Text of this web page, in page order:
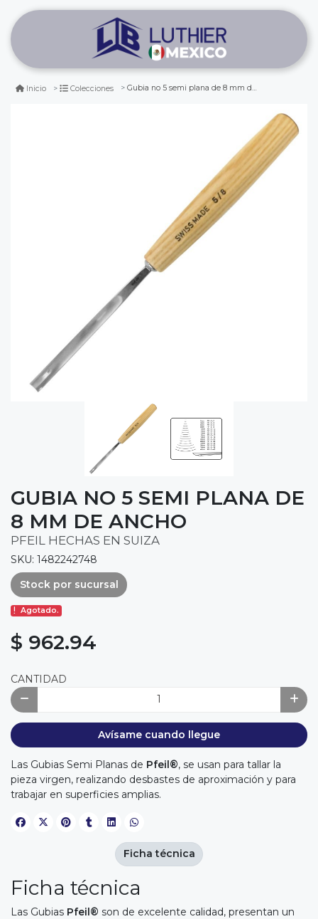
Inicio Colecciones Gubia no 5 semi plana de 8 mm de ancho
GUBIA NO 5 SEMI PLANA DE
8 MM DE ANCHO
PFEIL HECHAS EN SUIZA
SKU: 1482242748
Stock por sucursal
Agotado.
$ 962.94
CANTIDAD
Avísame cuando llegue
Las Gubias Semi Planas de Pfeil®, se usan para tallar la
pieza virgen, realizando desbastes de aproximación y para
trabajar en superficies amplias.
Ficha técnica
Las Gubias Pfeil® son de excelente calidad, presentan un
Ficha técnica